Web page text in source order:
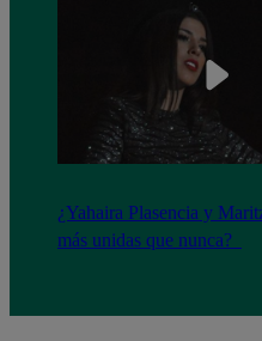
¿Yahaira Plasencia y
más unidas que nunca?